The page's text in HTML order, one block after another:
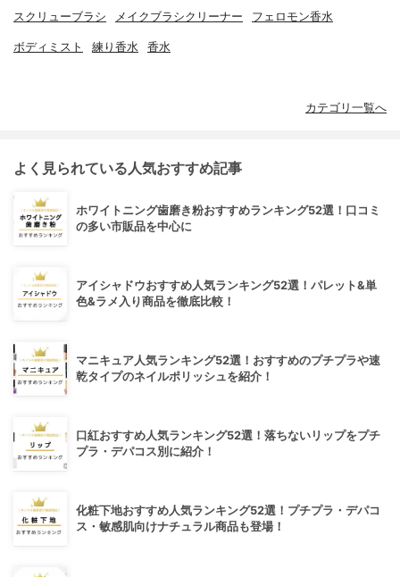
スクリューブラシ メイクブラシクリーナー フェロモン香水
ボディミスト 練り香水 香水
カテゴリ一覧へ
よく見られている人気おすすめ記事
ホワイトニング歯磨き粉おすすめランキング52選！口コミ
の多い市販品を中心に
アイシャドウおすすめ人気ランキング52選！パレット&単
色&ラメ入り商品を徹底比較！
マニキュア人気ランキング52選！おすすめのプチプラや速
乾タイプのネイルポリッシュを紹介！
口紅おすすめ人気ランキング52選！落ちないリップをプチ
プラ・デパコス別に紹介！
化粧下地おすすめ人気ランキング52選！プチプラ・デパコ
ス・敏感肌向けナチュラル商品も登場！